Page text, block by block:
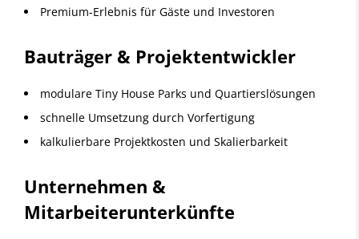
Premium-Erlebnis für Gäste und Investoren
Bauträger & Projektentwickler
modulare Tiny House Parks und Quartierslösungen
schnelle Umsetzung durch Vorfertigung
kalkulierbare Projektkosten und Skalierbarkeit
Unternehmen &
Mitarbeiterunterkünfte